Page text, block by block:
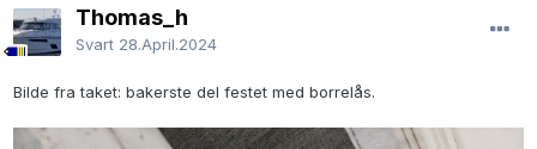
Thomas_h
Svart 28.April.2024
Bilde fra taket: bakerste del festet med borrelås.